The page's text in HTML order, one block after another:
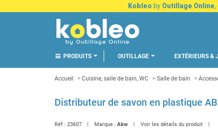
Kobleo by Outillage Online
PRODUITS OUTILLAGE EXTÉRIEURS &
Accueil Cuisine, salle de bain, WC Salle de bain
Distributeur de savon en plastique
Réf : 23607 Marque : Akw Voir les détails du produit